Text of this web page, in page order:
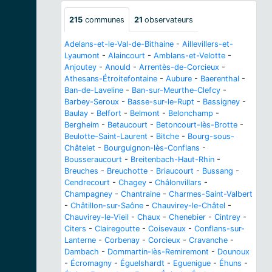
215 communes 21 observateurs
Adelans-et-le-Val-de-Bithaine - Aillevillers-et-
Lyaumont - Alaincourt - Amblans-et-Velotte -
Anjoutey - Anould - Arrentès-de-Corcieux -
Athesans-Étroitefontaine - Aubure - Baerenthal -
Ban-de-Laveline - Ban-sur-Meurthe-Clefcy -
Barbey-Seroux - Basse-sur-le-Rupt - Bassigney -
Baulay - Belfort - Belmont - Belonchamp -
Bergheim - Betaucourt - Betoncourt-lès-Brotte -
Beulotte-Saint-Laurent - Bitche - Bourg-sous-
Châtelet - Bourguignon-lès-Conflans -
Bousseraucourt - Breitenbach-Haut-Rhin -
Breuches - Breuchotte - Briaucourt - Bussang -
Cendrecourt - Chagey - Châlonvillars -
Champagney - Chantraine - Charmes-Saint-Valbert
- Châtillon-sur-Saône - Chauvirey-le-Châtel -
Chauvirey-le-Vieil - Chaux - Chenebier - Cintrey -
Citers - Clairegoutte - Coisevaux - Conflans-sur-
Lanterne - Corbenay - Corcieux - Cravanche -
Dambach - Dommartin-lès-Remiremont - Dounoux
- Écromagny - Éguelshardt - Eguenigue - Éhuns -